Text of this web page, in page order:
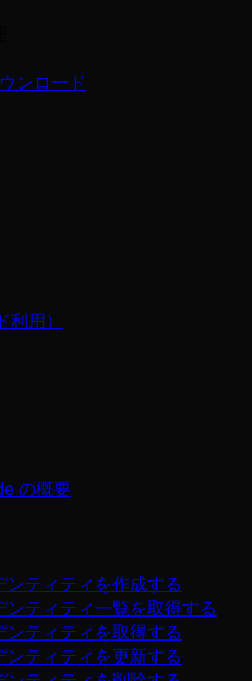
ンロード
用）
の概要
ンティティを作成する
ンティティ一覧を取得する
ンティティを取得する
ンティティを更新する